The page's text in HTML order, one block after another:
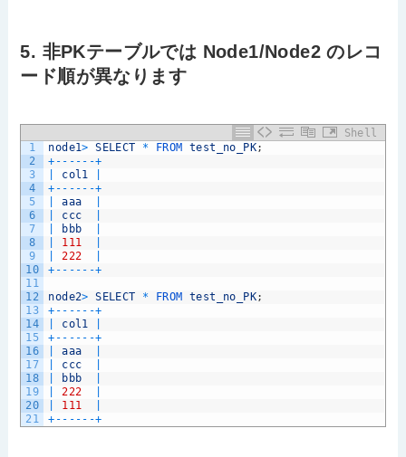
5. 非PKテーブルでは Node1/Node2 のレコ
ード順が異なります
Shell
1
2
3
4
5
6
7
8
9
10
11
12
13
14
15
16
17
18
19
20
21
node1> SELECT * FROM test_no_PK;
+ -- -- --+
col1
+ -- -- --+
aaa
ccc
bbb
111
222
+ -- -- --+
node2> SELECT * FROM test_no_PK;
+ -- -- --+
col1
+ -- -- --+
aaa
ccc
bbb
222
111
+ -- -- --+